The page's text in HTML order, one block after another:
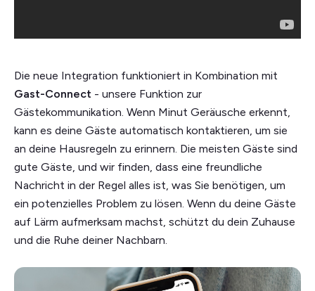
Die neue Integration funktioniert in Kombination mit
Gast-Connect - unsere Funktion zur
Gästekommunikation. Wenn Minut Geräusche erkennt,
kann es deine Gäste automatisch kontaktieren, um sie
an deine Hausregeln zu erinnern. Die meisten Gäste sind
gute Gäste, und wir finden, dass eine freundliche
Nachricht in der Regel alles ist, was Sie benötigen, um
ein potenzielles Problem zu lösen. Wenn du deine Gäste
auf Lärm aufmerksam machst, schützt du dein Zuhause
und die Ruhe deiner Nachbarn.